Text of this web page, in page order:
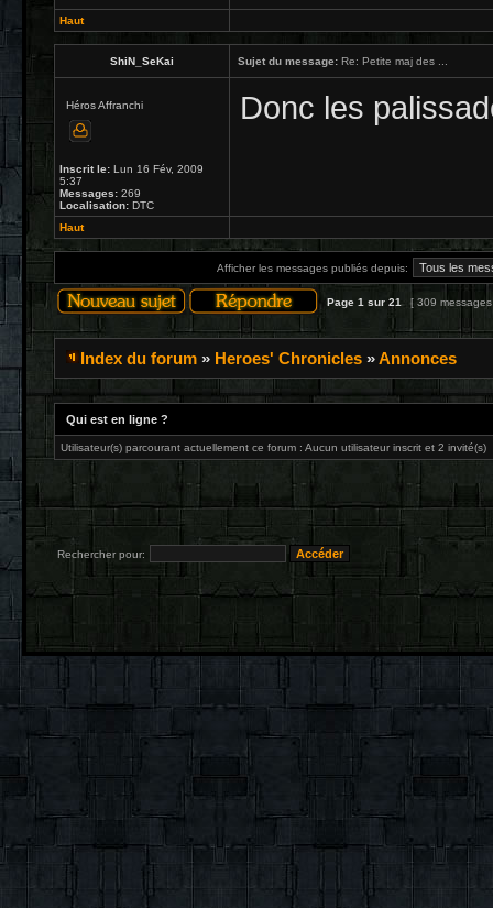
Haut
ShiN_SeKai Sujet du message: Re: Petite maj des ...
Héros Affranchi
Inscrit le: Lun 16 Fév, 2009
5:37
Messages: 269
Localisation: DTC
Donc les
Haut
Afficher les messages publiés depuis:
Page 1 sur 21 [ 309
Index du forum » Heroes' Chronicles »Annonces
Qui est en ligne ?
Utilisateur(s) parcourant actuellement ce forum : Aucun utilisateur inscrit et 2 invité(s)
Rechercher pour: